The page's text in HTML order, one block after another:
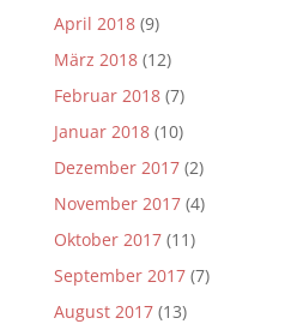
April 2018(9)
März 2018(12)
Februar 2018(7)
Januar 2018(10)
Dezember 2017(2)
November 2017(4)
Oktober 2017(11)
September 2017(7)
August 2017(13)